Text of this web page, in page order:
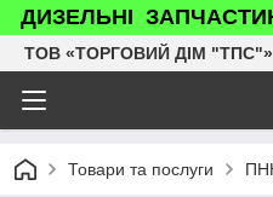
ДИЗЕЛЬНІ
ТОВ «ТОРГОВИЙ ДІМ "ТПС"»
Товари та послуги